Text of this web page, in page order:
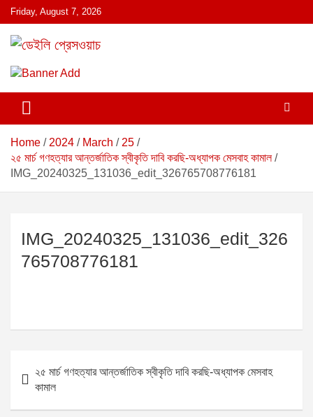
k
t
Friday, August 7, 2026
ডেইলি প্রেসওয়াচ
Home 2024 March
25
২৫ মার্চ গণহত্যার আন্তর্জাতিক স্বীকৃতি দাবি করছি-অধ্যাপক মেসবাহ কামাল
IMG_20240325_131036_edit_326765708776181
IMG_20240325_131036_edit_326
765708776181
s
২৫ মার্চ গণহত্যার আন্তর্জাতিক স্বীকৃতি দাবি করছি-অধ্যাপক মেসবাহ
কামাল